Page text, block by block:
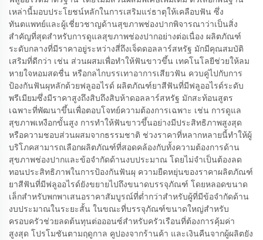
เหล่านี้มอบประโยชน์หลักในการเสริมแร่ธาตุให้เคลือบฟัน ซึ่ง
ทันตแพทย์และผู้เชี่ยวชาญด้านสุขภาพช่องปากพิจารณาว่าเป็นสิ่ง
สำคัญที่สุดสำหรับการดูแลสุขภาพช่องปากอย่างต่อเนื่อง ผลิตภัณฑ์
ระดับกลางที่มีราคาอยู่ระหว่างสี่ถึงเจ็ดดอลลาร์สหรัฐ มักมีคุณสมบัติ
เสริมที่ดีกว่า เช่น ส่วนผสมเพื่อทำให้ฟันขาวขึ้น เทคโนโลยีช่วยให้ลม
หายใจหอมสดชื่น หรือกลไกบรรเทาอาการเสียวฟัน ควบคู่ไปกับการ
ป้องกันฟันผุหลักด้วยฟลูออไรด์ ผลิตภัณฑ์ยาสีฟันที่มีฟลูออไรด์ระดับ
พรีเมียมซึ่งมีราคาสูงถึงสิบถึงสิบห้าดอลลาร์สหรัฐ มักสะท้อนสูตร
เฉพาะที่พัฒนาขึ้นเพื่อตอบโจทย์ความต้องการเฉพาะ เช่น การดูแล
สุขภาพเหงือกขั้นสูง การทำให้ฟันขาวขึ้นอย่างมีประสิทธิภาพสูงสุด
หรือความชอบส่วนผสมจากธรรมชาติ ช่วงราคาที่หลากหลายนี้ทำให้ผู้
บริโภคสามารถเลือกผลิตภัณฑ์ที่สอดคล้องกับทั้งความต้องการด้าน
สุขภาพช่องปากและข้อจำกัดด้านงบประมาณ โดยไม่จำเป็นต้องลด
ทอนประสิทธิภาพในการป้องกันฟันผุ ความยืดหยุ่นของราคาผลิตภัณฑ์
ยาสีฟันที่มีฟลูออไรด์ยังขยายไปถึงขนาดบรรจุภัณฑ์ โดยหลอดขนาด
เล็กสำหรับพกพาเสนอราคาสัมบูรณ์ที่ต่ำกว่าสำหรับผู้ที่มีข้อจำกัดด้าน
งบประมาณในระยะสั้น ในขณะที่บรรจุภัณฑ์ขนาดใหญ่สำหรับ
ครอบครัวช่วยลดต้นทุนต่อออนซ์สำหรับครัวเรือนที่ต้องการคุ้มค่า
สูงสุด โปรโมชันตามฤดูกาล คูปองจากร้านค้า และเงินคืนจากผู้ผลิตยัง